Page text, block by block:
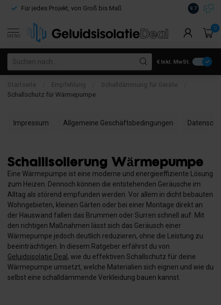
Für jedes Projekt, von Groß bis Maß
€100
9.7
MENU
0
€ Inkl. MwSt.
Startseite Empfehlung Schalldämmung für Geräte
Schallschutz für Wärmepumpe
Impressum Allgemeine Geschäftsbedingungen
Schallisolierung Wärmepumpe
Eine Wärmepumpe ist eine moderne und energieeffiziente Lösung
zum Heizen. Dennoch können die entstehenden Geräusche im
Alltag als störend empfunden werden. Vor allem in dicht bebauten
Wohngebieten, kleinen Gärten oder bei einer Montage direkt an
der Hauswand fallen das Brummen oder Surren schnell auf. Mit
den richtigen Maßnahmen lässt sich das Geräusch einer
Wärmepumpe jedoch deutlich reduzieren, ohne die Leistung zu
beeinträchtigen. In diesem Ratgeber erfährst du von
Geluidsisolatie Deal , wie du effektiven Schallschutz für deine
Wärmepumpe umsetzt, welche Materialien sich eignen und wie du
selbst eine schalldämmende Verkleidung bauen kannst.